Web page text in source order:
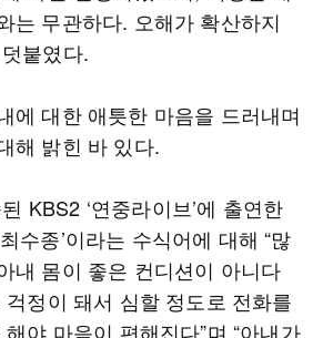
는 무관하다. 오해가 확산하지
붙였다.
에 대한 애틋한 마음을 드러내며
해 밝힌 바 있다.
KBS2 ‘연중라이브’에 출연한
수종’이라는 수식어에 대해 “많
내 몸이 좋은 컨디션이 아니다
정이 돼서 심할 정도로 전화를
야 마음이 편해진다”며 “아내가